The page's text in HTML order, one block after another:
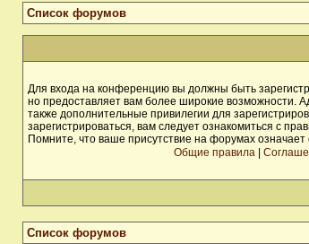
Список форумов
Для входа на конференцию вы должны быть
но предоставляет вам более широкие возможности.
также дополнительные привилегии для
зарегистрироваться, вам следует ознакомиться с
Помните, что ваше присутствие на форумах означает
Общие правила
Список форумов